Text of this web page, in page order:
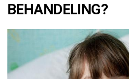
BEHANDELING?